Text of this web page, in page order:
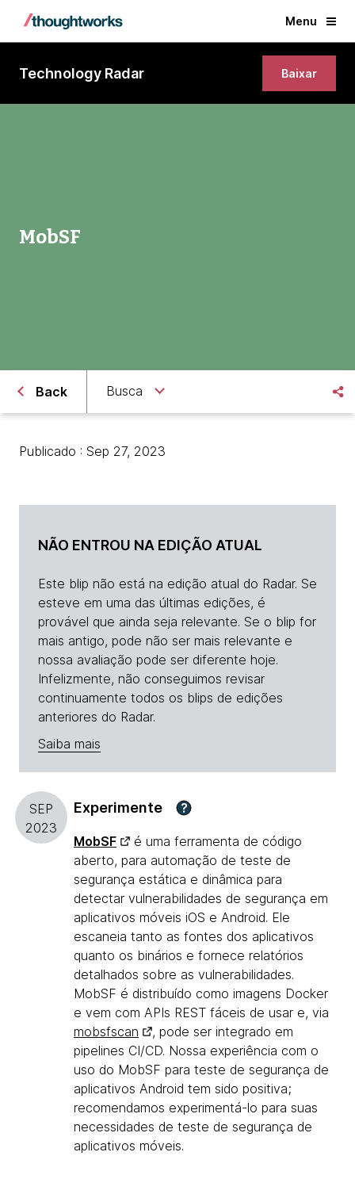
Menu
Technology Radar Baixar
MobSF
Back Busca
Publicado : Sep 27, 2023
NÃO ENTROU NA EDIÇÃO ATUAL
Este blip não está na edição atual do Radar. Se
esteve em uma das últimas edições, é
provável que ainda seja relevante. Se o blip for
mais antigo, pode não ser mais relevante e
nossa avaliação pode ser diferente hoje.
Infelizmente, não conseguimos revisar
continuamente todos os blips de edições
anteriores do Radar.
Saiba mais
SEP
2023
Experimente ?
MobSF
é uma ferramenta de código
aberto, para automação de teste de
segurança estática e dinâmica para
detectar vulnerabilidades de segurança em
aplicativos móveis iOS e Android. Ele
escaneia tanto as fontes dos aplicativos
quanto os binários e fornece relatórios
detalhados sobre as vulnerabilidades.
MobSF é distribuído como imagens Docker
e vem com APIs REST fáceis de usar e, via
mobsfscan
, pode ser integrado em
pipelines CI/CD. Nossa experiência com o
uso do MobSF para teste de segurança de
aplicativos Android tem sido positiva;
recomendamos experimentá-lo para suas
necessidades de teste de segurança de
aplicativos móveis.